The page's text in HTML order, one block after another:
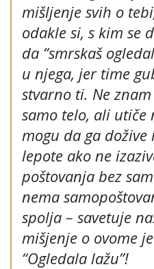
mišljenje svih o
odakle si, s kim se
da “smrskaš
u njega, jer time
stvarno ti. Ne
samo telo, ali utiče
mogu da ga
lepote ako ne
poštovanja bez
nema
spolja – savetuje
mišjenje o ovome
“Ogledala lažu”!